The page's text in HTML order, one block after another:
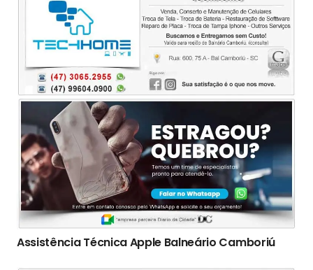
Assistência Técnica Apple Balneário Camboriú